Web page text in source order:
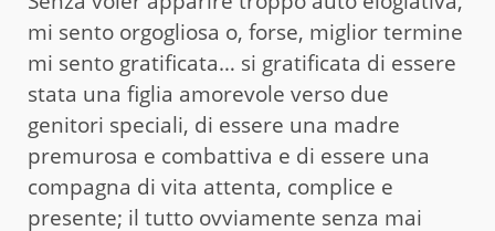
mi sento orgogliosa o, forse, miglior termine
mi sento gratificata… si gratificata di essere
stata una figlia amorevole verso due
genitori speciali, di essere una madre
premurosa e combattiva e di essere una
compagna di vita attenta, complice e
presente; il tutto ovviamente senza mai